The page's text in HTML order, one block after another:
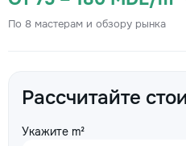
По 8 мастерам и обзору рынка
Рассчитайте
Укажите m²